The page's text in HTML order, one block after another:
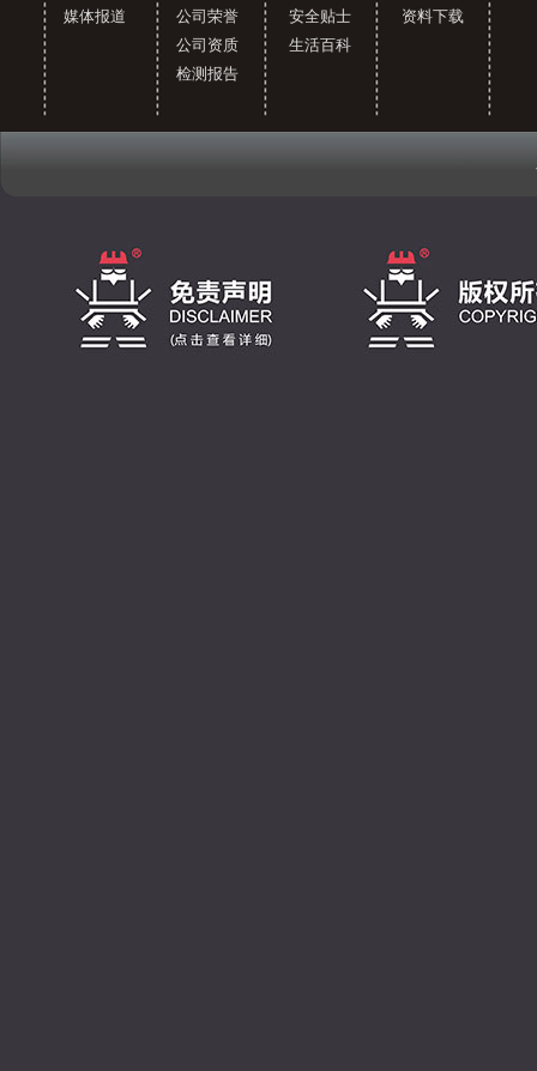
媒体报道
公司荣誉
公司资质
检测报告
安全贴士
生活百科
资料下载